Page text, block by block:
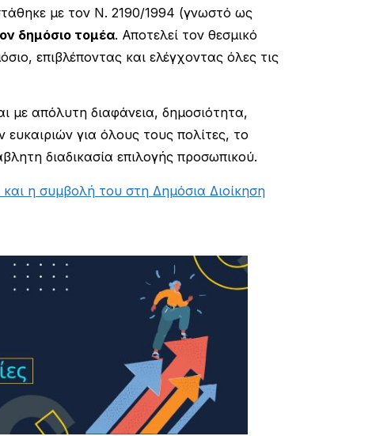
με τον Ν. 2190/1994 (γνωστό ως
δημόσιο τομέα. Αποτελεί τον θεσμικό
επιβλέποντας και ελέγχοντας όλες τις
με απόλυτη διαφάνεια, δημοσιότητα,
ευκαιριών για όλους τους πολίτες, το
διαδικασία επιλογής προσωπικού.
η συμβολή του στη Δημόσια Διοίκηση